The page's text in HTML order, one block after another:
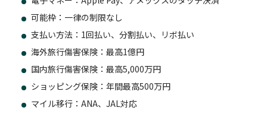
可能枠：一律の制限なし
支払い方法：1回払い、分割払い、リボ払い
海外旅行傷害保険：最高1億円
国内旅行傷害保険：最高5,000万円
ショッピング保険：年間最高500万円
マイル移行：ANA、JAL対応